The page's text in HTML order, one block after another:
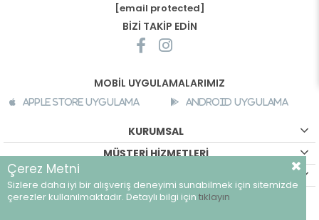
[email protected]
BİZİ TAKİP EDİN
MOBİL UYGULAMALARIMIZ
Apple Store Uygulama Android Uygulama
KURUMSAL
MÜŞTERİ HİZMETLERİ
©breeze.com.tr - Tüm hakları saklıdır.
Çerez Metni
Sizlere daha iyi bir alışveriş deneyimi sunabilmek için sitemizde
çerezler kullanılmaktadır. Detaylı bilgi için tıklayın